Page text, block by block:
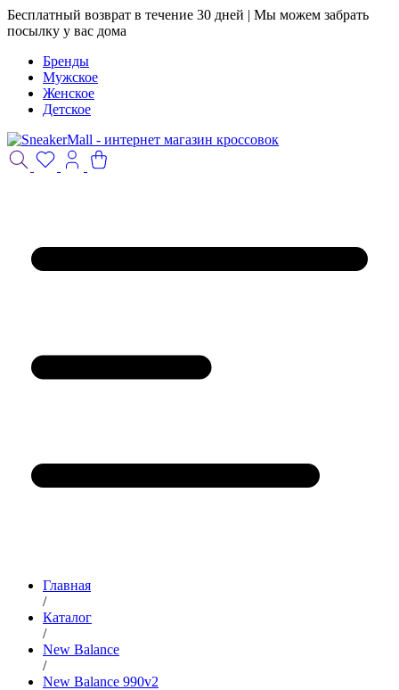
Бесплатный возврат в течение 30 дней | Мы можем забрать
посылку у вас дома
Бренды
Мужское
Женское
Детское
Главная
/
Каталог
/
New Balance
/
New Balance 990v2